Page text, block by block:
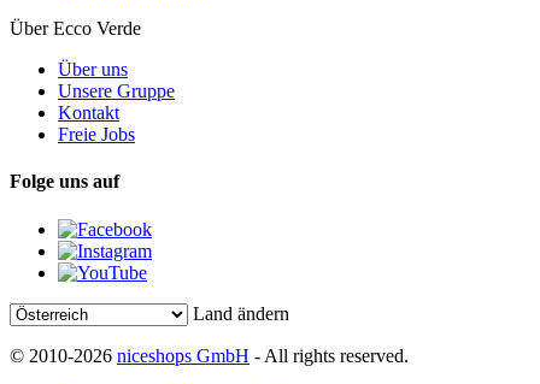
Über Ecco Verde
Über uns
Unsere Gruppe
Kontakt
Freie Jobs
Folge uns auf
Land ändern
© 2010-2026 niceshops GmbH - All rights reserved.